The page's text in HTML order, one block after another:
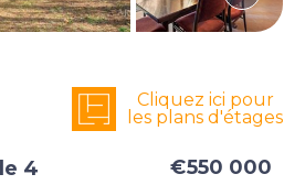
Cliquez ici pour
les plans d'étages
4
€550 000